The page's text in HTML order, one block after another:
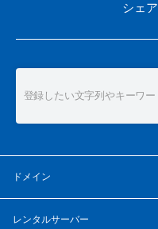
シェア
ドメイン
レンタルサーバー